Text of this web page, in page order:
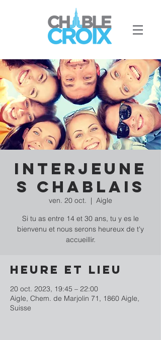
Interjeune
s Chablais
ven. 20 oct.
  |
Aigle
Si tu as entre 14 et 30 ans, tu y es le
bienvenu et nous serons heureux de t'y
accueillir.
Heure et lieu
20 oct. 2023, 19:45 – 22:00
Aigle, Chem. de Marjolin 71, 1860 Aigle,
Suisse